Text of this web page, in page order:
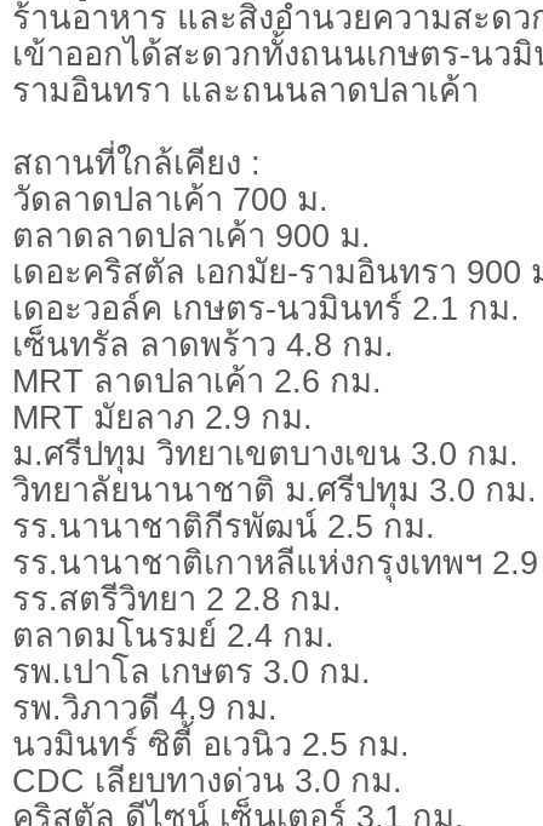
ร้านอาหาร และสิ่งอำนวยความสะดว
เข้าออกได้สะดวกทั้งถนนเกษ
รามอินทรา และถนนลาดปลาเค้า
สถานที่ใกล้เคียง :
วัดลาดปลาเค้า 700 ม.
ตลาดลาดปลาเค้า 900 ม.
เดอะคริสตัล เอกมัย-รามอินทรา 900
เดอะวอล์ค เกษตร-นวมินทร์ 2.1 กม.
เซ็นทรัล ลาดพร้าว 4.8 กม.
MRT ลาดปลาเค้า 2.6 กม.
MRT มัยลาภ 2.9 กม.
ม.ศรีปทุม วิทยาเขตบางเขน 3.0 กม.
วิทยาลัยนานาชาติ ม.ศรีปทุม 3.0 กม.
รร.นานาชาติกีรพัฒน์ 2.5 กม.
รร.นานาชาติเกาหลีแห่งกรุงเทพฯ
รร.สตรีวิทยา 2 2.8 กม.
ตลาดมโนรมย์ 2.4 กม.
รพ.เปาโล เกษตร 3.0 กม.
รพ.วิภาวดี 4.9 กม.
นวมินทร์ ซิตี้ อเวนิว 2.5 กม.
CDC เลียบทางด่วน 3.0 กม.
คริสตัล ดีไซน์ เซ็นเตอร์ 3.1 กม.